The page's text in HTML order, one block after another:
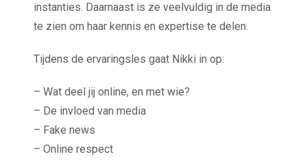
instanties. Daarnaast is ze veelvuldig in de media
te zien om haar kennis en expertise te delen.
Tijdens de ervaringsles gaat Nikki in op:
– Wat deel jij online, en met wie?
– De invloed van media
– Fake news
– Online respect